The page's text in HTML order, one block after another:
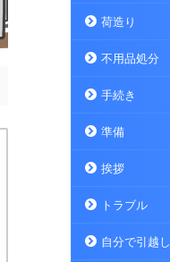
荷造り
不用品処分
手続き
準備
挨拶
トラブル
自分で引越し